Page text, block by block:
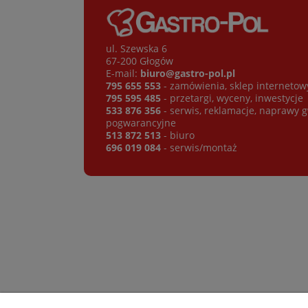
ul. Szewska 6
67-200 Głogów
E-mail: biuro@gastro-pol.pl
795 655 553 - zamówienia, sklep
795 595 485 - przetargi, wyceny, inwestycje
533 876 356 - serwis, reklamacje, naprawy
pogwarancyjne
513 872 513 - biuro
696 019 084 - serwis/montaż